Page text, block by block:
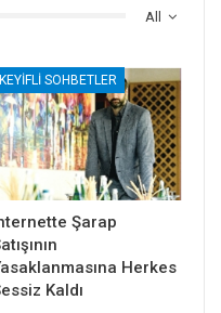
All
KEYIFLI SOHBETLER
Şarap
Herkes
Kaldı